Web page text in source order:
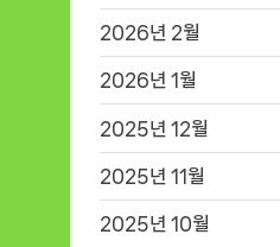
2026년 2월
2026년 1월
2025년 12월
2025년 11월
2025년 10월